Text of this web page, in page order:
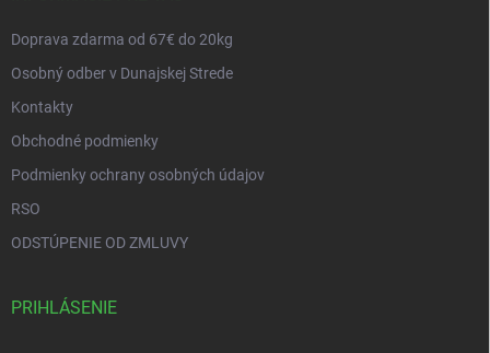
Doprava zdarma od 67€ do 20kg
Osobný odber v Dunajskej Strede
Kontakty
Obchodné podmienky
Podmienky ochrany osobných údajov
RSO
ODSTÚPENIE OD ZMLUVY
PRIHLÁSENIE